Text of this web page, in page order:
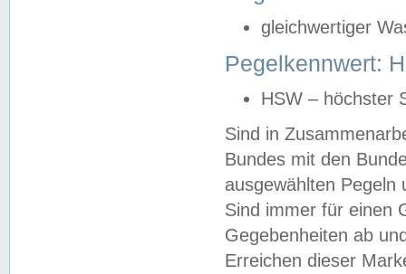
gleichwertiger
Pegelkennwert:
HSW – höchster
Sind in
Bundes mit den
ausgewählten
Sind immer für einen
Gegebenheiten ab
Erreichen dieser